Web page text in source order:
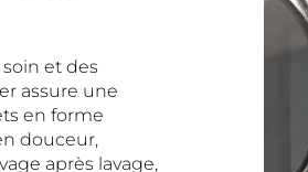
et des
assure une
en forme
douceur,
après lavage,